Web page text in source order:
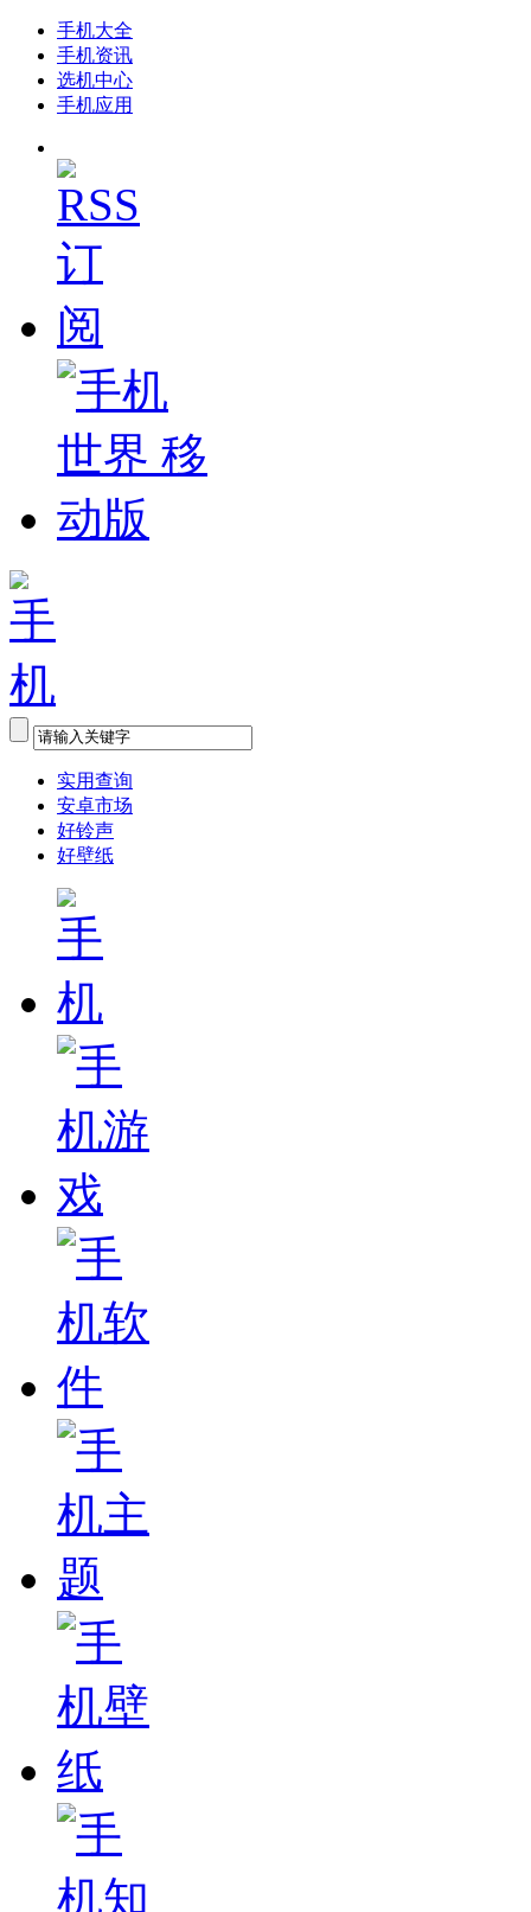
手机大全
手机资讯
选机中心
手机应用
实用查询
安卓市场
好铃声
好壁纸